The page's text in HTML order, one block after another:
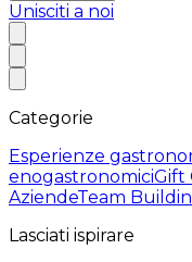
Unisciti a noi
Categorie
Esperienze
enogastronomiciGift
AziendeTeam
Lasciati ispirare